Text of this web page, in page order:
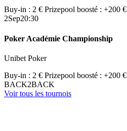
Buy-in : 2 € Prizepool boosté : +200 €
2Sep20:30
Poker Académie Championship
Unibet Poker
Buy-in : 2 € Prizepool boosté : +200 €
BACK2BACK
Voir tous les tournois